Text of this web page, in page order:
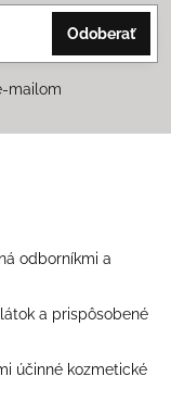
Odoberať
mailom
odborníkmi a
a prispôsobené
účinné kozmetické